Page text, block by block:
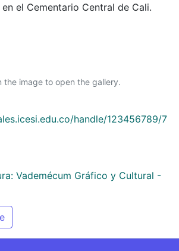
el Cementario Central de Cali.
the image to open the gallery.
handle/123456789/7
Vademécum Gráfico y Cultural -